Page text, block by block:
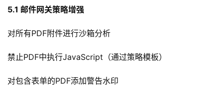
5.1 邮件网关策略增强
对所有PDF附件进行沙箱分析
禁止PDF中执行JavaScript（通过策略模板）
对包含表单的PDF添加警告水印